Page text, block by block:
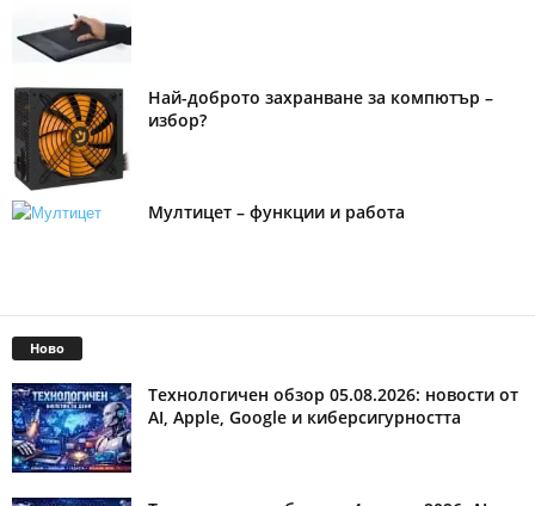
Най-доброто захранване за компютър –
избор?
Мултицет – функции и работа
Ново
Технологичен обзор 05.08.2026: новости от
AI, Apple, Google и киберсигурността